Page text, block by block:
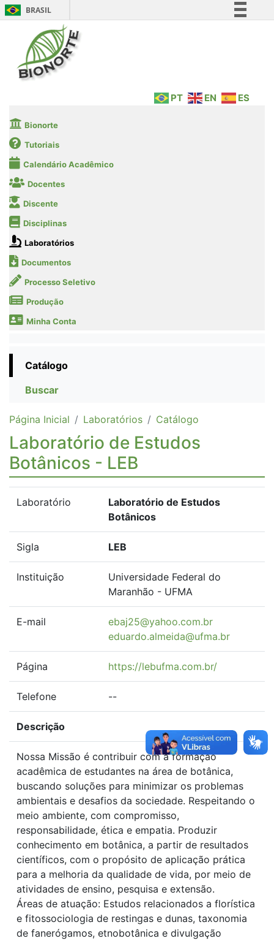
BRASIL
Legislação
PT EN ES
Bionorte
Tutoriais
Calendário Acadêmico
Docentes
Discente
Disciplinas
Laboratórios
Documentos
Processo Seletivo
Produção
Minha Conta
Catálogo
Buscar
Página Inicial Laboratórios Catálogo
Laboratório de Estudos
Botânicos - LEB
Laboratório
Laboratório de Estudos
Botânicos
Sigla LEB
Instituição
Universidade Federal do
Maranhão - UFMA
E-mail
ebaj25@yahoo.com.br
eduardo.almeida@ufma.br
Página https://lebufma.com.br/
Telefone --
Descrição
Nossa Missão é contribuir com a formação
acadêmica de estudantes na área de botânica,
buscando soluções para minimizar os problemas
ambientais e desafios da sociedade. Respeitando o
meio ambiente, com compromisso,
responsabilidade, ética e empatia. Produzir
conhecimento em botânica, a partir de resultados
científicos, com o propósito de aplicação prática
para a melhoria da qualidade de vida, por meio de
atividades de ensino, pesquisa e extensão.
Áreas de atuação: Estudos relacionados a florística
e fitossociologia de restingas e dunas, taxonomia
de fanerógamos, etnobotânica e divulgação